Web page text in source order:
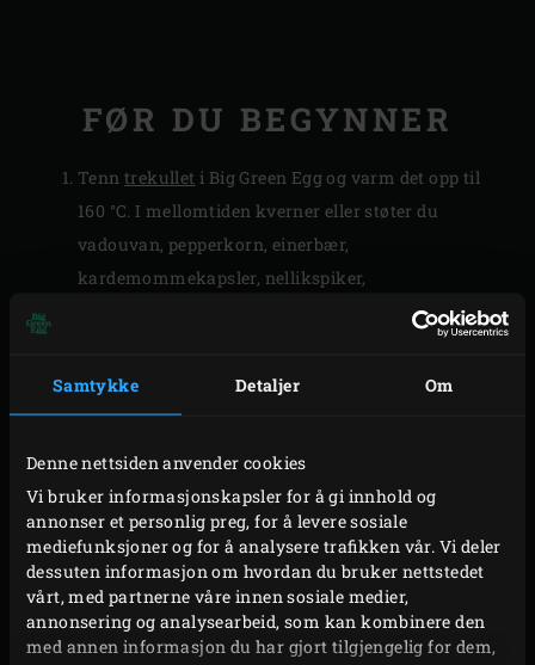
Samtykke Detaljer Om
Denne nettsiden anvender cookies
Vi bruker informasjonskapsler for å gi innhold og
annonser et personlig preg, for å levere sosiale
mediefunksjoner og for å analysere trafikken vår. Vi deler
dessuten informasjon om hvordan du bruker nettstedet
vårt, med partnerne våre innen sosiale medier,
annonsering og analysearbeid, som kan kombinere den
med annen informasjon du har gjort tilgjengelig for dem,
FØR DU BEGYNNER
Tenn trekullet i Big Green Egg og varm det opp til
160 °C. I mellomtiden kverner eller støter du
vadouvan, pepperkorn, einerbær,
kardemommekapsler, nellikspiker,
muskatblomme, sennepsfrø og fennikelfrø fint i en
krydderkvern eller morter. Bland sammen alle
ingrediensene til rubben.
Fjern hinnen fra (den hule) undersiden av
du gjør det riktig kan du fjerne hinnen i ett stykke.
Gni inn begge sider av spareribsene med olivenolje.
Dryss omtrent halvparten av rubben over dem og
gni den inn i kjøttet. Resten av rubben kan du
oppbevare i en lukket beholder til neste gang.